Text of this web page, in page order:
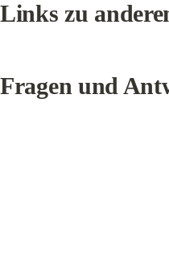
Links zu
Fragen und